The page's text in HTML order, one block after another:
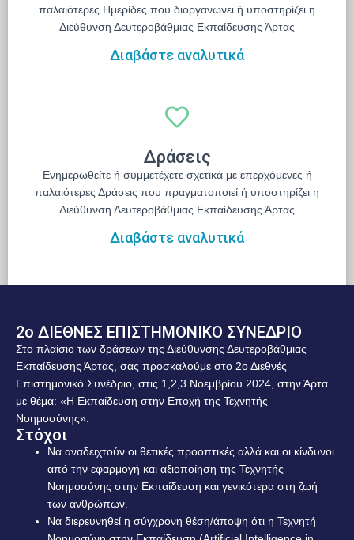
παλαιότερες Ημερίδες που διοργανώνει ή υποστηρίζει η
Διεύθυνση Δευτεροβάθμιας Εκπαίδευσης Άρτας
Διαβάστε αναλυτικά
Δράσεις
Ενημερωθείτε ή συμμετέχετε σχετικά με επερχόμενες ή
παλαιότερες Δράσεις που πραγματοποιεί ή υποστηρίζει η
Διεύθυνση Δευτεροβάθμιας Εκπαίδευσης Άρτας
Διαβάστε αναλυτικά
2ο ΔΙΕΘΝΕΣ ΕΠΙΣΤΗΜΟΝΙΚΟ ΣΥΝΕΔΡΙΟ
Στο πλαίσιο των δράσεων της Διεύθυνσης Δευτεροβάθμιας
Εκπαίδευσης Άρτας, σας προσκαλούμε στο 2ο Διεθνές
Επιστημονικό Συνέδριο, στις 1,2,3 Νοεμβρίου 2024, στην Άρτα
με θέμα: «Η Εκπαίδευση στην Εποχή της Τεχνητής
Νοημοσύνης».
Στόχοι
Να αναδειχτούν οι θετικές προοπτικές αλλά και οι κίνδυνοι
από την εφαρμογή και αξιοποίηση της Τεχνητής
Νοημοσύνης στην Εκπαίδευση και γενικότερα στη ζωή
των ανθρώπων.
Να διερευνηθεί η σύγχρονη θέση/άποψη ότι η Τεχνητή